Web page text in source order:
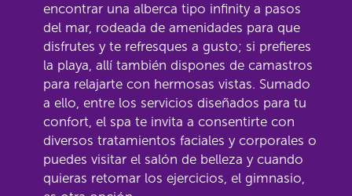
encontrar una alberca tipo infinity a pasos
del mar, rodeada de amenidades para que
disfrutes y te refresques a gusto; si prefieres
la playa, allí también dispones de camastros
para relajarte con hermosas vistas. Sumado
a ello, entre los servicios diseñados para tu
confort, el spa te invita a consentirte con
diversos tratamientos faciales y corporales o
puedes visitar el salón de belleza y cuando
quieras retomar los ejercicios, el gimnasio,